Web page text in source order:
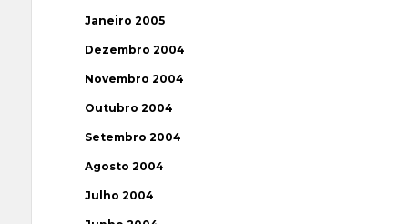
Janeiro 2005
Dezembro 2004
Novembro 2004
Outubro 2004
Setembro 2004
Agosto 2004
Julho 2004